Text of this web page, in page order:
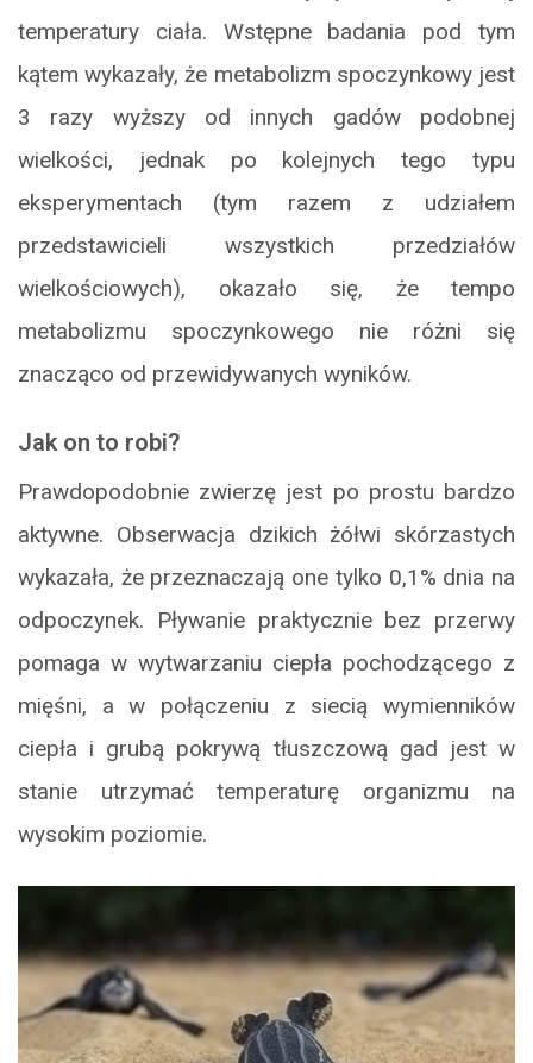
temperatury ciała. Wstępne badania pod tym
kątem wykazały, że metabolizm spoczynkowy jest
3 razy wyższy od innych gadów podobnej
wielkości, jednak po kolejnych tego typu
eksperymentach (tym razem z udziałem
przedstawicieli wszystkich przedziałów
wielkościowych), okazało się, że tempo
metabolizmu spoczynkowego nie różni się
znacząco od przewidywanych wyników.
Jak on to robi?
Prawdopodobnie zwierzę jest po prostu bardzo
aktywne. Obserwacja dzikich żółwi skórzastych
wykazała, że przeznaczają one tylko 0,1% dnia na
odpoczynek. Pływanie praktycznie bez przerwy
pomaga w wytwarzaniu ciepła pochodzącego z
mięśni, a w połączeniu z siecią wymienników
ciepła i grubą pokrywą tłuszczową gad jest w
stanie utrzymać temperaturę organizmu na
wysokim poziomie.